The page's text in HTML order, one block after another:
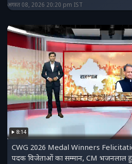
अगस्त 08, 2026 20:20 pm IST
8:14
CWG 2026 Medal Winners
पदक विजेताओं का सम्मान, CM भजनलाल